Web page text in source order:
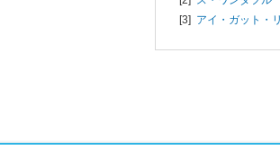
[3] アイ・ガット・